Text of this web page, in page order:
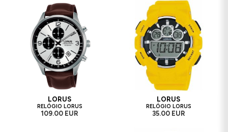
LORUS
RELÓGIO LORUS
109.00 EUR
LORUS
RELÓGIO LORUS
35.00 EUR